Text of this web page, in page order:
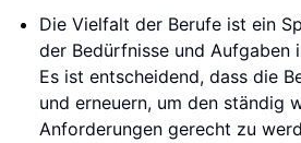
Die Vielfalt der Berufe ist ein
der Bedürfnisse und Aufgaben
Es ist entscheidend, dass die
und erneuern, um den ständig
Anforderungen gerecht zu